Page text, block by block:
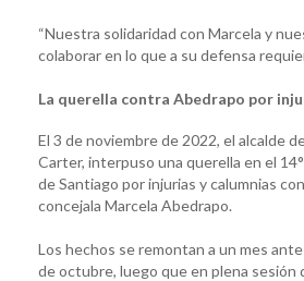
“Nuestra solidaridad con Marcela y
colaborar en lo que a su defensa
La querella contra Abedrapo por
El 3 de noviembre de 2022, el alcalde
Carter, interpuso una querella en el
de Santiago por injurias y calumnias
concejala Marcela Abedrapo.
Los hechos se remontan a un mes
de octubre, luego que en plena sesión